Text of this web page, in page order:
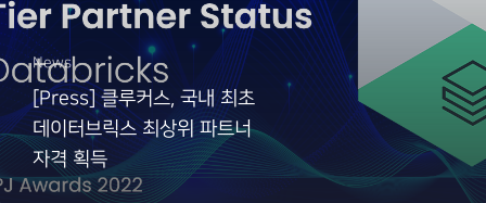
News
[Press] 클루커스, 국내 최초
데이터브릭스 최상위 파트너
자격 획득